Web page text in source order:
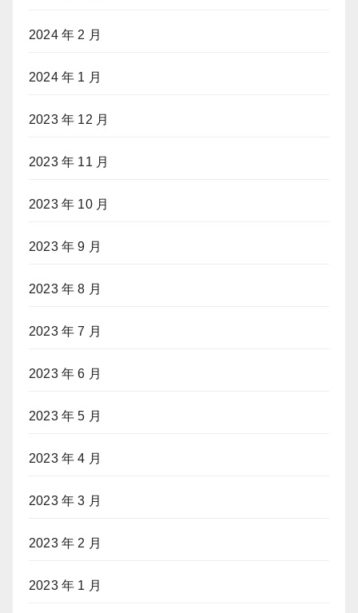
2024 年 2 月
2024 年 1 月
2023 年 12 月
2023 年 11 月
2023 年 10 月
2023 年 9 月
2023 年 8 月
2023 年 7 月
2023 年 6 月
2023 年 5 月
2023 年 4 月
2023 年 3 月
2023 年 2 月
2023 年 1 月